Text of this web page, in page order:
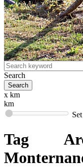
Search
x km
km
Tag